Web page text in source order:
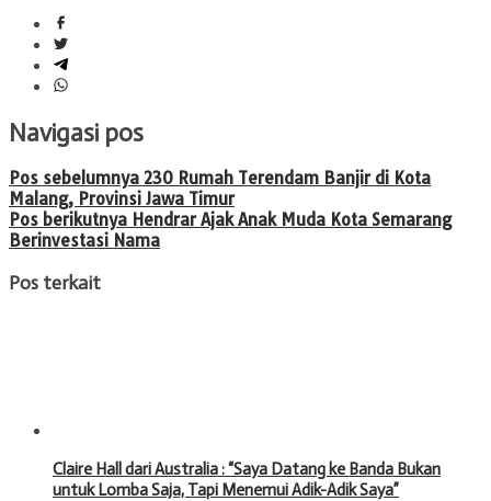
Navigasi pos
Pos sebelumnya 230 Rumah Terendam Banjir di Kota
Malang, Provinsi Jawa Timur
Pos berikutnya Hendrar Ajak Anak Muda Kota Semarang
Berinvestasi Nama
Pos terkait
Claire Hall dari Australia : “Saya Datang ke Banda Bukan
untuk Lomba Saja, Tapi Menemui Adik-Adik Saya”